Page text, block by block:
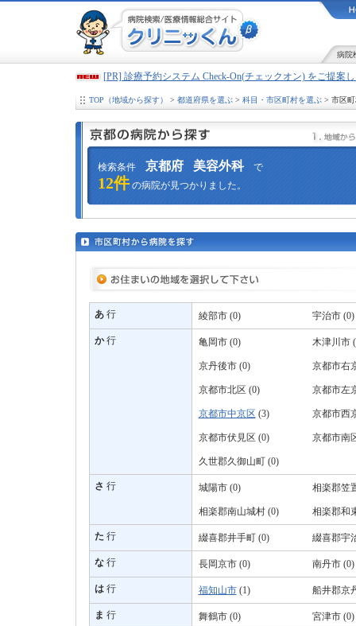
病院
[PR] 診療予約システム Check-On(チェックオン) をご提案
TOP（地域から探す） > 都道府県を選ぶ> 科目・市区町村を選ぶ> 市区町
検索条件 京都府 美容外科で
12件の病院が見つかりました。
あ行 綾部市 (0) 宇治市 (0)
か行 亀岡市 (0) 木津川市
京丹後市 (0) 京都市右
京都市北区 (0) 京都市左
京都市中京区 (3) 京都市西
京都市伏見区 (0) 京都市南
久世郡久御山町 (0)
さ 行 城陽市 (0) 相楽郡笠
相楽郡南山城村 (0) 相楽郡和
た 行 綴喜郡井手町 (0) 綴喜郡宇
な行 長岡京市 (0) 南丹市 (0)
は行 福知山市(1) 船井郡京
ま 行 舞鶴市 (0) 宮津市 (0)